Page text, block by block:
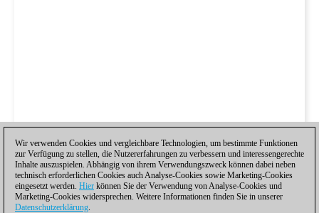
Wir verwenden Cookies und vergleichbare Technologien, um bestimmte Funktionen
zur Verfügung zu stellen, die Nutzererfahrungen zu verbessern und interessengerechte
Inhalte auszuspielen. Abhängig von ihrem Verwendungszweck können dabei neben
technisch erforderlichen Cookies auch Analyse-Cookies sowie Marketing-Cookies
eingesetzt werden. Hier können Sie der Verwendung von Analyse-Cookies und
Marketing-Cookies widersprechen. Weitere Informationen finden Sie in unserer
Datenschutzerklärung.